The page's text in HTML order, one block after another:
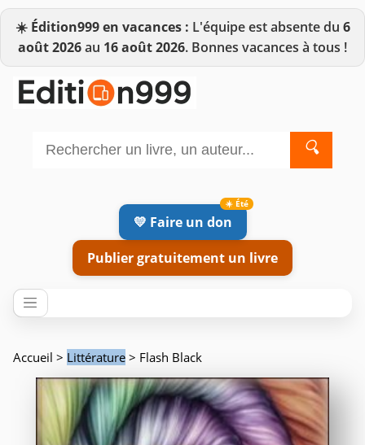
☀️ Édition999 en vacances : L'équipe est absente du 6
août 2026au 16 août 2026. Bonnes vacances à tous !
🔍
💛 Faire un don
Publier gratuitement un livre
Accueil > Littérature > Flash Black